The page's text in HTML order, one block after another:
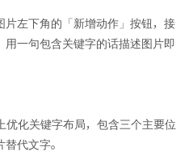
片左下角的「新增动作」按钮，接
一句包含关键字的话描述图片即
优化关键字布局，包含三个主要位
代文字。